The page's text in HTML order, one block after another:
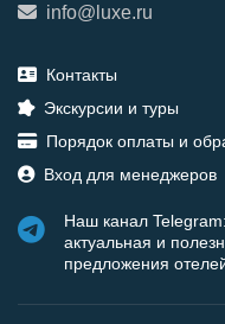
info@luxe.ru
Контакты
Экскурсии и туры
Порядок оплаты и
Вход для менеджеров
Наш канал Telegram:
актуальная и
предложения